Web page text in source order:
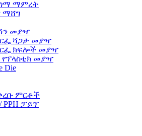
ማምረት
ማሸግ
መያዣ
ሻጋታ መያዣ
ክፍሎች መያዣ
የፕላስቲክ መያዣ
Die
ምርቶች
/ PPH ፓይፕ